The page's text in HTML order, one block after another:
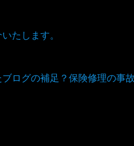
たします。
ログの補足？保険修理の事